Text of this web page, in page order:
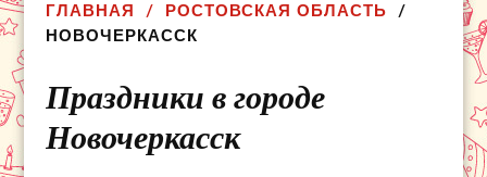
ГЛАВНАЯ
РОСТОВСКАЯ ОБЛАСТЬ
НОВОЧЕРКАССК
Праздники в городе
Новочеркасск